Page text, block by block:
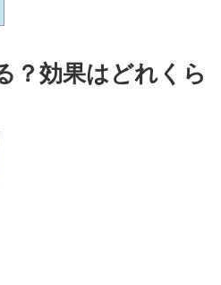
？効果はどれくら